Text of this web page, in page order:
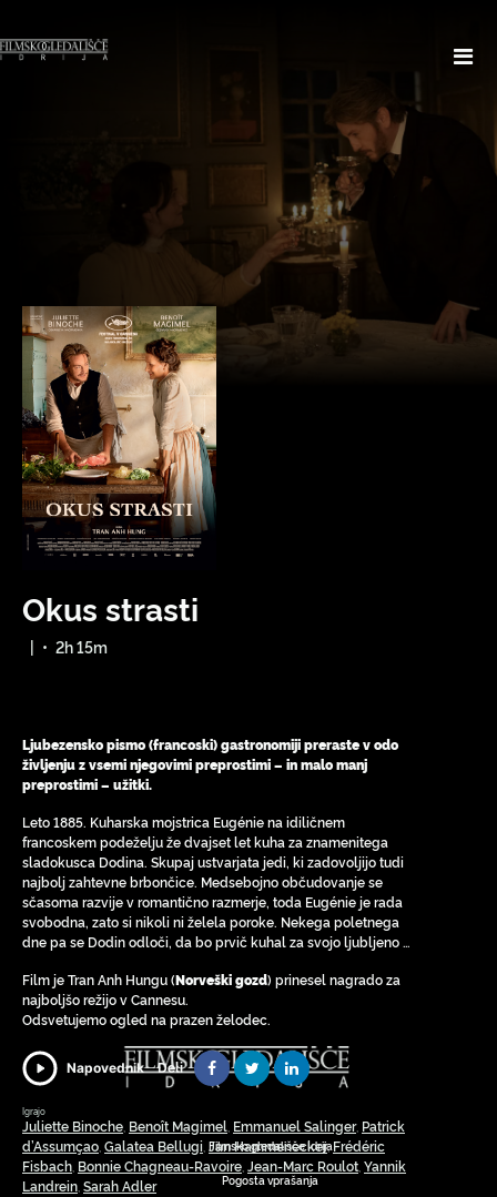
Okus strasti
| • 2h 15m
Ljubezensko pismo (francoski) gastronomiji preraste v odo
življenju z vsemi njegovimi preprostimi – in malo manj
preprostimi – užitki.
Leto 1885. Kuharska mojstrica Eugénie na idiličnem
francoskem podeželju že dvajset let kuha za znamenitega
sladokusca Dodina. Skupaj ustvarjata jedi, ki zadovoljijo tudi
najbolj zahtevne brbončice. Medsebojno občudovanje se
sčasoma razvije v romantično razmerje, toda Eugénie je rada
svobodna, zato si nikoli ni želela poroke. Nekega poletnega
dne pa se Dodin odloči, da bo prvič kuhal za svojo ljubljeno …
Film je Tran Anh Hungu (Norveški gozd) prinesel nagrado za
najboljšo režijo v Cannesu.
Odsvetujemo ogled na prazen želodec.
Napovednik Deli
Igrajo
Juliette Binoche Benoît Magimel Emmanuel Salinger, Patrick
d’Assumçao Galatea Bellugi Jan Hammenecker,Frédéric
Fisbach Bonnie Chagneau-Ravoire Jean-Marc Roulot Yannik
Landrein Sarah Adler
Filmsko gledališče Idrija
Pogosta vprašanja